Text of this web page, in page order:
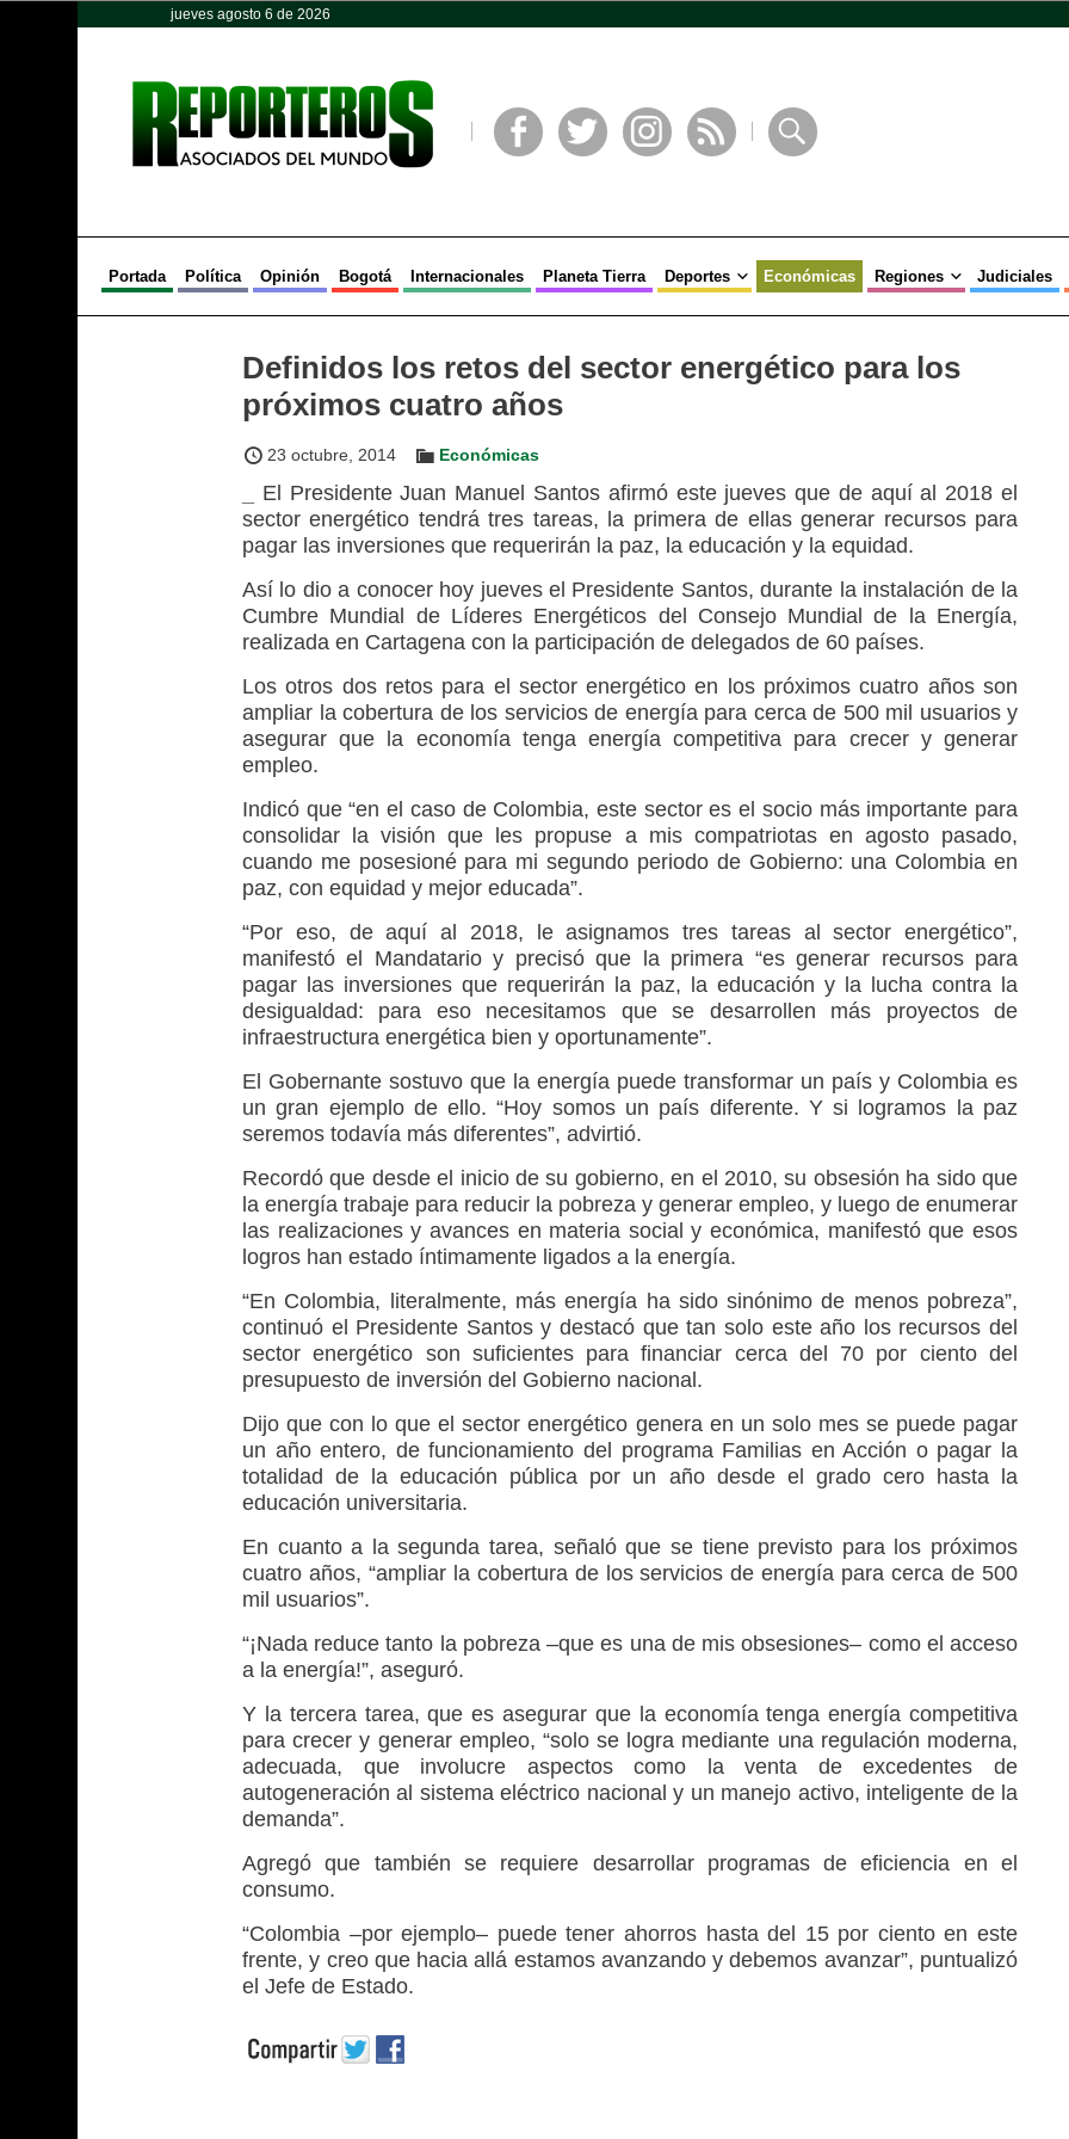
jueves agosto 6 de 2026
Portada Política Opinión Bogotá Internacionales Planeta Tierra Deportes Económicas Regiones Judiciales
Definidos los retos del sector energético para los
próximos cuatro años
23 octubre, 2014 Económicas
El Presidente Juan Manuel Santos afirmó este jueves que de aquí al 2018 el
sector energético tendrá tres tareas, la primera de ellas generar recursos para
pagar las inversiones que requerirán la paz, la educación y la equidad.
Así lo dio a conocer hoy jueves el Presidente Santos, durante la instalación de la
Cumbre Mundial de Líderes Energéticos del Consejo Mundial de la Energía,
realizada en Cartagena con la participación de delegados de 60 países.
Los otros dos retos para el sector energético en los próximos cuatro años son
ampliar la cobertura de los servicios de energía para cerca de 500 mil usuarios y
asegurar que la economía tenga energía competitiva para crecer y generar
empleo.
Indicó que “en el caso de Colombia, este sector es el socio más importante para
consolidar la visión que les propuse a mis compatriotas en agosto pasado,
cuando me posesioné para mi segundo periodo de Gobierno: una Colombia en
paz, con equidad y mejor educada”.
“Por eso, de aquí al 2018, le asignamos tres tareas al sector energético”,
manifestó el Mandatario y precisó que la primera “es generar recursos para
pagar las inversiones que requerirán la paz, la educación y la lucha contra la
desigualdad: para eso necesitamos que se desarrollen más proyectos de
infraestructura energética bien y oportunamente”.
El Gobernante sostuvo que la energía puede transformar un país y Colombia es
un gran ejemplo de ello. “Hoy somos un país diferente. Y si logramos la paz
seremos todavía más diferentes”, advirtió.
Recordó que desde el inicio de su gobierno, en el 2010, su obsesión ha sido que
la energía trabaje para reducir la pobreza y generar empleo, y luego de enumerar
las realizaciones y avances en materia social y económica, manifestó que esos
logros han estado íntimamente ligados a la energía.
“En Colombia, literalmente, más energía ha sido sinónimo de menos pobreza”,
continuó el Presidente Santos y destacó que tan solo este año los recursos del
sector energético son suficientes para financiar cerca del 70 por ciento del
presupuesto de inversión del Gobierno nacional.
Dijo que con lo que el sector energético genera en un solo mes se puede pagar
un año entero, de funcionamiento del programa Familias en Acción o pagar la
totalidad de la educación pública por un año desde el grado cero hasta la
educación universitaria.
En cuanto a la segunda tarea, señaló que se tiene previsto para los próximos
cuatro años, “ampliar la cobertura de los servicios de energía para cerca de 500
mil usuarios”.
“¡Nada reduce tanto la pobreza –que es una de mis obsesiones– como el acceso
a la energía!”, aseguró.
Y la tercera tarea, que es asegurar que la economía tenga energía competitiva
para crecer y generar empleo, “solo se logra mediante una regulación moderna,
adecuada, que involucre aspectos como la venta de excedentes de
autogeneración al sistema eléctrico nacional y un manejo activo, inteligente de la
demanda”.
Agregó que también se requiere desarrollar programas de eficiencia en el
consumo.
“Colombia –por ejemplo– puede tener ahorros hasta del 15 por ciento en este
frente, y creo que hacia allá estamos avanzando y debemos avanzar”, puntualizó
el Jefe de Estado.
Opinión Política